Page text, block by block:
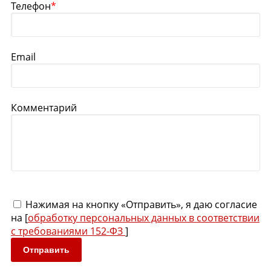
Телефон*
Email
Комментарий
Нажимая на кнопку «Отправить», я даю согласие
на [обработку персональных данных в соответствии
с требованиями 152-ФЗ]
Отправить